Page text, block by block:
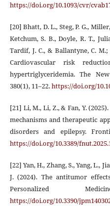
https://doi.org/10.1093/cvr/
[20] Bhatt, D. L., Steg, P. G.,
Ketchum, S. B., Doyle, R. T.,
Tardif, J. C., & Ballantyne, C.
Cardiovascular risk
hypertriglyceridemia. The
380(1), 11–22.https://doi.org/
[21] Li, M., Li, Z., & Fan, Y.
mechanisms and therapeutic
disorders and epilepsy.
https://doi.org/10.3389/
[22] Yan, H., Zhang, S., Yang, L.,
J. (2024). The antitumor
Personalized
https://doi.org/10.3390/